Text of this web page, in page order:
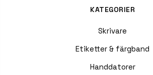
KATEGORIER
Skrivare
Etiketter & färgband
Handdatorer